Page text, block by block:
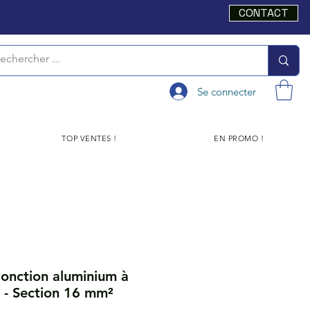
CONTACT
Se connecter
TOP VENTES ! EN PROMO !
aluminium à
Section 16 mm²